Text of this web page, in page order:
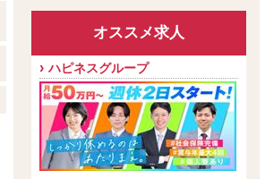
オススメ求人
ハピネスグループ